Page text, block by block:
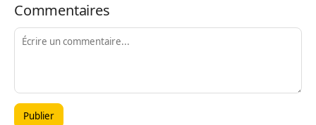
Commentaires
Publier